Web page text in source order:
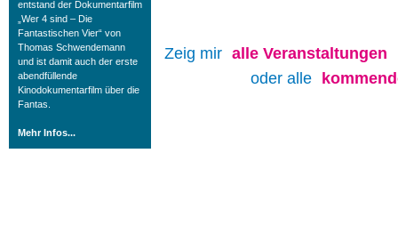
entstand der Dokumentarfilm
„Wer 4 sind – Die
Fantastischen Vier“ von
Thomas Schwendemann
und ist damit auch der erste
abendfüllende
Kinodokumentarfilm über die
Fantas.
Mehr Infos...
Zeig mir alle Veranstaltungen
oder alle